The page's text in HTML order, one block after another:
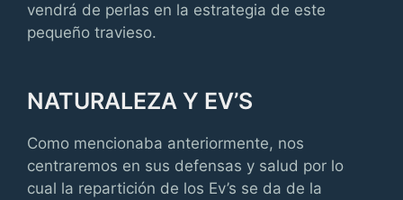
vendrá de perlas en la estrategia de este
pequeño travieso.
NATURALEZA Y EV’S
Como mencionaba anteriormente, nos
centraremos en sus defensas y salud por lo
cual la repartición de los Ev’s se da de la